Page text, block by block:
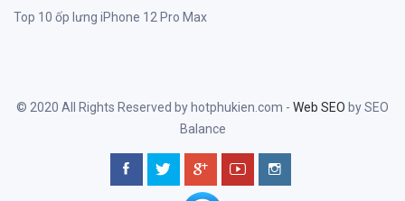
Top 10 ốp lưng iPhone 12 Pro Max
© 2020 All Rights Reserved by hotphukien.com - Web SEO by SEO
Balance